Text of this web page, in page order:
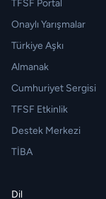
TFSF Portal
Onaylı Yarışmalar
Türkiye Aşkı
Almanak
Cumhuriyet Sergisi
TFSF Etkinlik
Destek Merkezi
TİBA
Dil